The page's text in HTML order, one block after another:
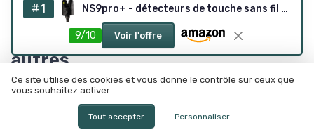
Comparer les grandes marques :
Delkim, Fox, Nash, Trakker et les
autres
Les carpistes qui recherchent les meilleurs indicateurs
de touche se tournent souvent vers quelques grandes
marques reconnues. Delkim reste emblématique grâce
#1 NS9pro+ - détecteurs de touche sans fil (lot de 2)
9/10 Voir l'offre
Ce site utilise des cookies et vous donne le contrôle sur ceux que
vous souhaitez activer
Tout accepter Personnaliser